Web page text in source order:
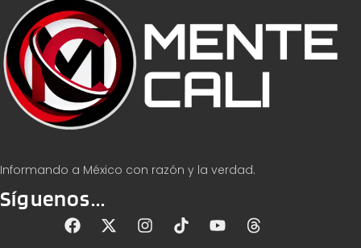
Informando a México con razón y la verdad.
Síguenos...